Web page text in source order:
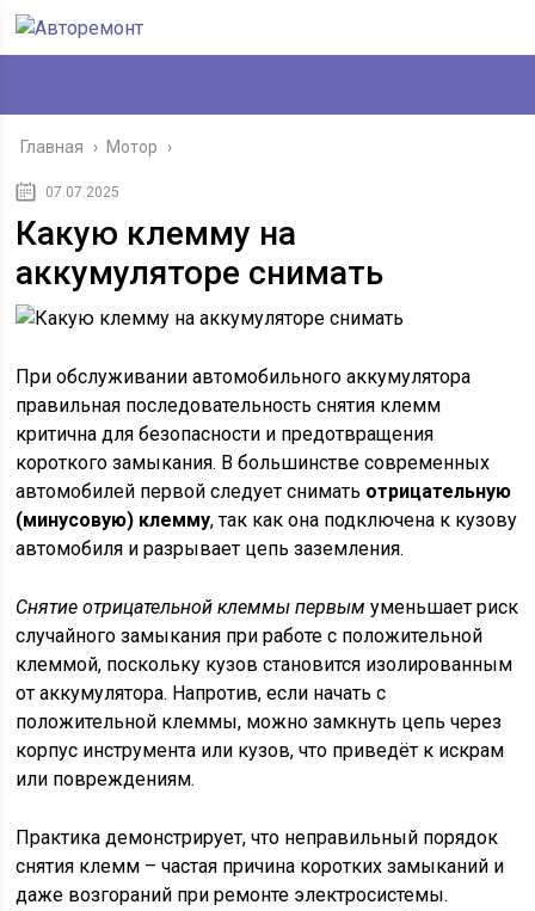
Главная › Мотор ›
07.07.2025
Какую клемму на
аккумуляторе снимать
При обслуживании автомобильного аккумулятора
правильная последовательность снятия клемм
критична для безопасности и предотвращения
короткого замыкания. В большинстве современных
автомобилей первой следует снимать отрицательную
(минусовую) клемму, так как она подключена к кузову
автомобиля и разрывает цепь заземления.
Снятие отрицательной клеммы первым уменьшает риск
случайного замыкания при работе с положительной
клеммой, поскольку кузов становится изолированным
от аккумулятора. Напротив, если начать с
положительной клеммы, можно замкнуть цепь через
корпус инструмента или кузов, что приведёт к искрам
или повреждениям.
Практика демонстрирует, что неправильный порядок
снятия клемм – частая причина коротких замыканий и
даже возгораний при ремонте электросистемы.